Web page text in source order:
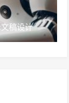
稿设计